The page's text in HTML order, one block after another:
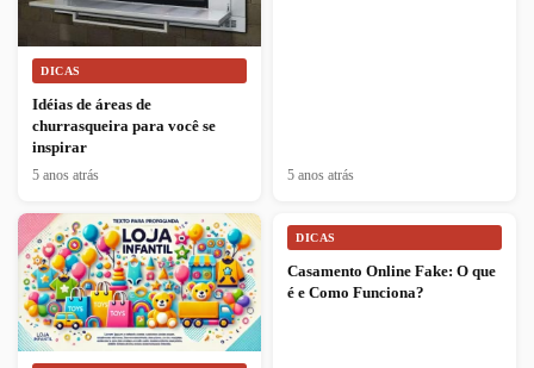
DICAS
Idéias de áreas de
churrasqueira para você se
inspirar
5 anos atrás 5 anos atrás
DICAS
Casamento Online Fake: O que
é e Como Funciona?